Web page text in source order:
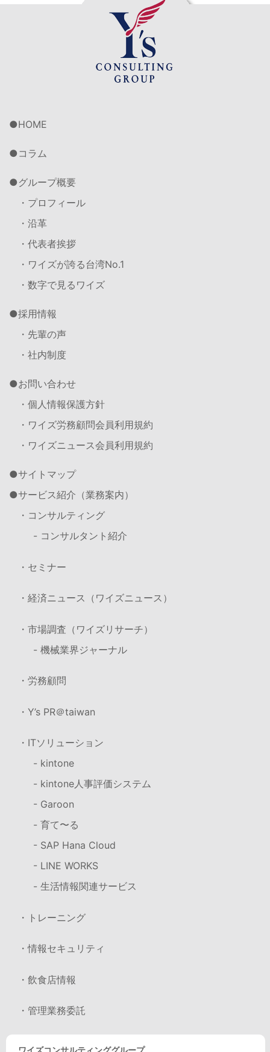
HOME
コラム
グループ概要
・プロフィール
・沿革
・代表者挨拶
・ワイズが誇る台湾No.1
・数字で見るワイズ
採用情報
・先輩の声
・社内制度
お問い合わせ
・個人情報保護方針
・ワイズ労務顧問会員利用規約
・ワイズニュース会員利用規約
サイトマップ
サービス紹介（業務案内）
・コンサルティング
- コンサルタント紹介
・セミナー
・経済ニュース（ワイズニュース）
・市場調査（ワイズリサーチ）
- 機械業界ジャーナル
・労務顧問
・Y’s PR＠taiwan
・ITソリューション
- kintone
- kintone人事評価システム
- Garoon
- 育て〜る
- SAP Hana Cloud
- LINE WORKS
- 生活情報関連サービス
・トレーニング
・情報セキュリティ
・飲食店情報
・管理業務委託
ワイズコンサルティンググループ